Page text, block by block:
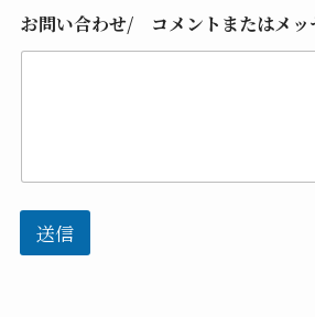
ス
*
メ
ス
お問い合わせ/ コメントまたはメッ
送信